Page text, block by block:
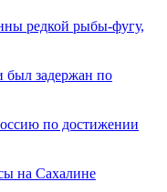
редкой рыбы-фугу,
был задержан по
по достижении
на Сахалине